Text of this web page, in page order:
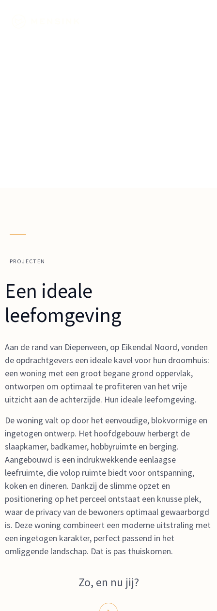
PROJECTEN
Een ideale
leefomgeving
Aan de rand van Diepenveen, op Eikendal Noord, vonden
de opdrachtgevers een ideale kavel voor hun droomhuis:
een woning met een groot begane grond oppervlak,
ontworpen om optimaal te profiteren van het vrije
uitzicht aan de achterzijde. Hun ideale leefomgeving.
De woning valt op door het eenvoudige, blokvormige en
ingetogen ontwerp. Het hoofdgebouw herbergt de
slaapkamer, badkamer, hobbyruimte en berging.
Aangebouwd is een indrukwekkende eenlaagse
leefruimte, die volop ruimte biedt voor ontspanning,
koken en dineren. Dankzij de slimme opzet en
positionering op het perceel ontstaat een knusse plek,
waar de privacy van de bewoners optimaal gewaarborgd
is. Deze woning combineert een moderne uitstraling met
een ingetogen karakter, perfect passend in het
omliggende landschap. Dat is pas thuiskomen.
Zo, en nu jij?